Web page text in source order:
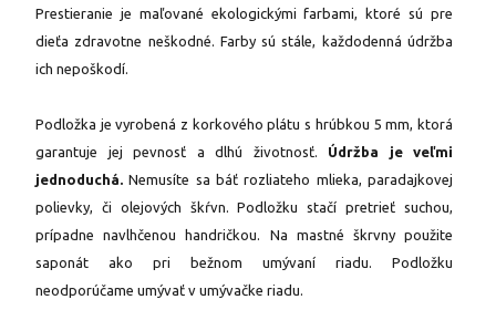
Prestieranie je maľované ekologickými farbami, ktoré sú pre
dieťa zdravotne neškodné. Farby sú stále, každodenná údržba
ich nepoškodí.
Podložka je vyrobená z korkového plátu s hrúbkou 5 mm, ktorá
garantuje jej pevnosť a dlhú životnosť. Údržba je veľmi
jednoduchá. Nemusíte sa báť rozliateho mlieka, paradajkovej
polievky, či olejových škŕvn. Podložku stačí pretrieť suchou,
prípadne navlhčenou handričkou. Na mastné škrvny použite
saponát ako pri bežnom umývaní riadu. Podložku
neodporúčame umývať v umývačke riadu.